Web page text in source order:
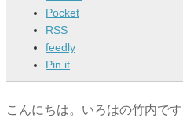
Pocket
RSS
feedly
Pin it
こんにちは。いろはの竹内です